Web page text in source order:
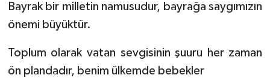
Bayrak bir milletin namusudur, bayrağa saygımızın
önemi büyüktür.
Toplum olarak vatan sevgisinin şuuru her zaman
ön plandadır, benim ülkemde bebekler